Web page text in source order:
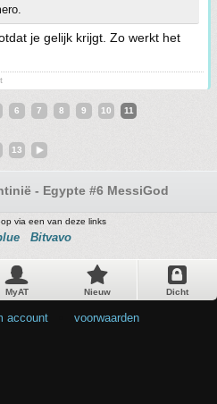
je gelijk krijgt. Zo werkt het
6 7 8 9 10 11
13
- Egypte #6 MessiGod
via een van deze links
Bitvavo
MyAT Nieuw Dicht
account voorwaarden